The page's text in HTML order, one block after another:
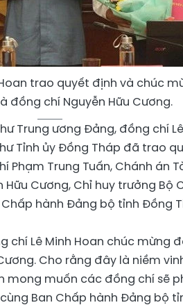
trao quyết định và chúc
đồng chí Nguyễn Hữu Cương.
Trung ương Đảng, đồng chí
Tỉnh ủy Đồng Tháp đã trao
Trung Tuấn, Chánh án
Cương, Chỉ huy trưởng Bộ
hành Đảng bộ tỉnh Đồng
chí Lê Minh Hoan chúc mừng
Cho rằng đây là niềm
mong muốn các đồng chí sẽ
Ban Chấp hành Đảng bộ